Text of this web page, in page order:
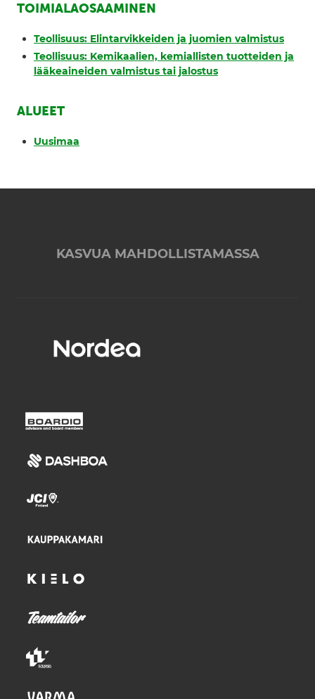
TOIMIALAOSAAMINEN
Teollisuus: Elintarvikkeiden ja juomien valmistus
Teollisuus: Kemikaalien, kemiallisten tuotteiden ja
lääkeaineiden valmistus tai jalostus
ALUEET
Uusimaa
KASVUA MAHDOLLISTAMASSA